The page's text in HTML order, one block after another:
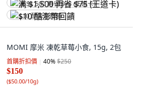
满 $1,500 再省 $75 (王道卡)
$10 酷澎幣回饋
MOMI 摩米 凍乾草莓小食, 15g, 2包
首購折扣價 40%$250
$150
($50.00/10g)